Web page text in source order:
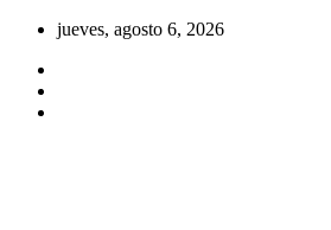
Saltar
contenido
jueves, agosto 6, 2026